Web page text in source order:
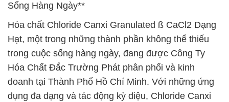
Sống Hàng Ngày**
Hóa chất Chloride Canxi Granulated ß CaCl2 Dạng
Hạt, một trong những thành phần không thể thiếu
trong cuộc sống hàng ngày, đang được Công Ty
Hóa Chất Đắc Trường Phát phân phối và kinh
doanh tại Thành Phố Hồ Chí Minh. Với những ứng
dụng đa dạng và tác động kỳ diệu, Chloride Canxi